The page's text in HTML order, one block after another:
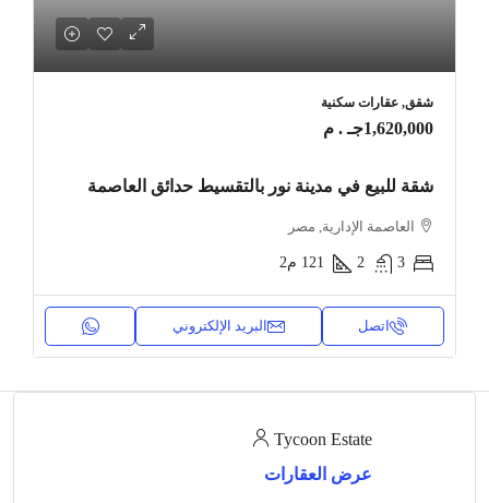
شقق, عقارات سكنية
1,620,000جـ . م
شقة للبيع في مدينة نور بالتقسيط حدائق العاصمة
العاصمة الإدارية, مصر
3
2
121 م2
اتصل البريد الإلكتروني
Tycoon Estate
عرض العقارات